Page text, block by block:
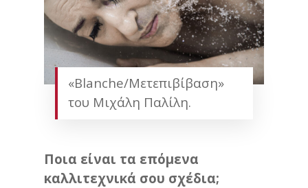
«Blanche/Μετεπιβίβαση»
του Μιχάλη Παλίλη.
Ποια είναι τα επόμενα
καλλιτεχνικά σου σχέδια;